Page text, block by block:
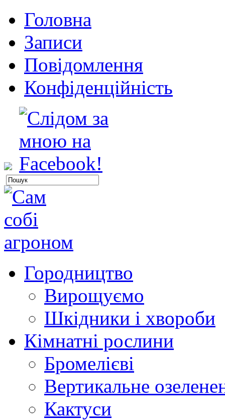
Головна
Записи
Повідомлення
Конфіденційність
Городництво
Вирощуємо
Шкідники і хвороби
Кімнатні рослини
Бромелієві
Вертикальне
Кактуси